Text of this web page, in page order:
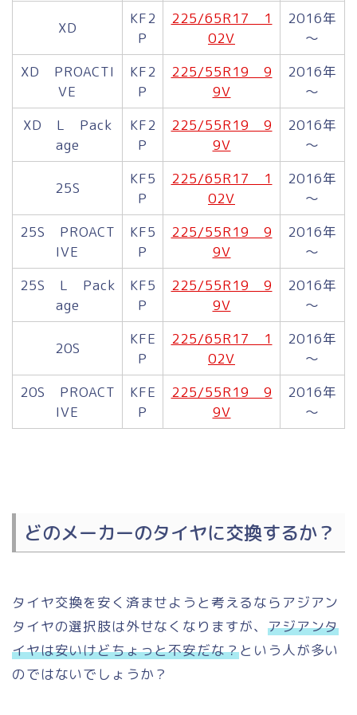
XD
KF2
P
225/65R17 1
02V
2016年
～
XD PROACTI
VE
KF2
P
225/55R19 9
9V
2016年
～
XD L Pack
age
KF2
P
225/55R19 9
9V
2016年
～
25S
KF5
P
225/65R17 1
02V
2016年
～
25S PROACT
IVE
KF5
P
225/55R19 9
9V
2016年
～
25S L Pack
age
KF5
P
225/55R19 9
9V
2016年
～
20S
KFE
P
225/65R17 1
02V
2016年
～
20S PROACT
IVE
KFE
P
225/55R19 9
9V
2016年
～
どのメーカーのタイヤに交換するか？
タイヤ交換を安く済ませようと考えるならアジアン
タイヤの選択肢は外せなくなりますが、アジアンタ
イヤは安いけどちょっと不安だな？という人が多い
のではないでしょうか？